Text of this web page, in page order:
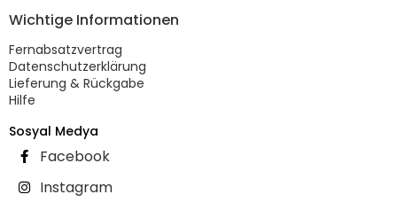
Wichtige Informationen
Fernabsatzvertrag
Datenschutzerklärung
Lieferung & Rückgabe
Hilfe
Sosyal Medya
Facebook
Instagram